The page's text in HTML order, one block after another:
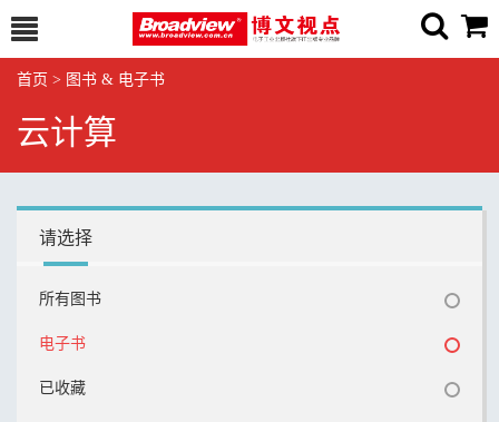
首页 > 图书 & 电子书
云计算
请选择
所有图书
电子书
已收藏